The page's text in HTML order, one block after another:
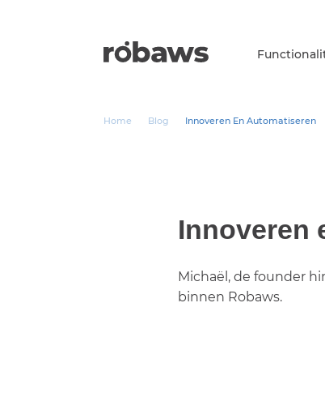
Home Blog Innoveren En Automatiseren
Innoveren
Michaël, de founder
binnen Robaws.